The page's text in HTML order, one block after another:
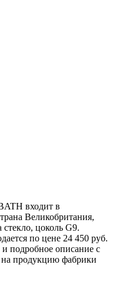
входит в
Великобритания,
цоколь G9.
по цене 24 450 руб.
подробное описание с
продукцию фабрики